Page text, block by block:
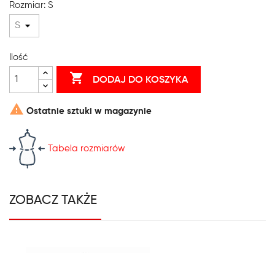
Rozmiar: S
Ilość
 DODAJ DO KOSZYKA
 Ostatnie sztuki w magazynie
Tabela rozmiarów
ZOBACZ TAKŻE